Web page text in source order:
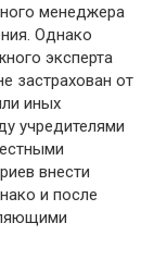
менеджера
Однако
эксперта
застрахован от
иных
учредителями
внести
и после